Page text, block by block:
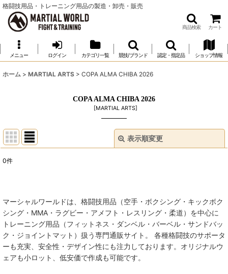
格闘技用品・トレーニング用品の製造・卸売・販売
商品検索 カート
メニュー ログイン カテゴリ一覧 競技/ブランド 認定・指定品 ショップ情報
ホーム > MARTIAL ARTS > COPA ALMA CHIBA 2026
COPA ALMA CHIBA 2026
[MARTIAL ARTS]
表示順変更
絞り込む
0件
マーシャルワールドは、格闘技用品（空手・ボクシング・キックボク
シング・MMA・ラグビー・アメフト・レスリング・柔道）を中心に
トレーニング用品（フィットネス・ダンベル・バーベル・サンドバッ
ク・ジョイントマット）扱う専門通販サイト。 各種格闘技のサポータ
ーも充実、安全性・デザイン性にも注力しております。オリジナルウ
ェアも小ロット、低安価で作成も可能です。